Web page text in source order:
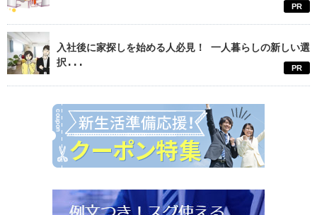
PR
入社後に家探しを始める人必見！ 一人暮らしの新しい選
択...
PR